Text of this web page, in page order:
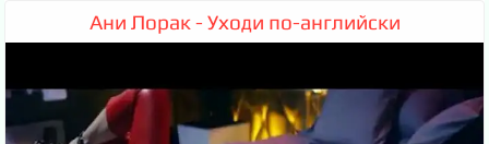
Ани Лорак - Уходи по-английски